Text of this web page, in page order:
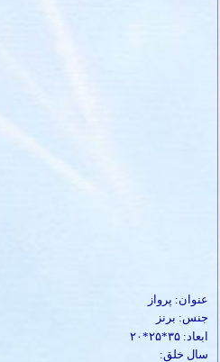
عنوان: پرواز
جنس: برنز
ابعاد: ۳۵*۲۵*۲۰
سال خلق: